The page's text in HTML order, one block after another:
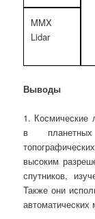
MMX
Lidar
Выводы
1. Космические
в
высоким
спутников,
Также они